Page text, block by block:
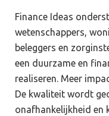
Finance Ideas
wetenschappers,
beleggers en
een duurzame en
realiseren. Meer
De kwaliteit wordt
onafhankelijkheid en